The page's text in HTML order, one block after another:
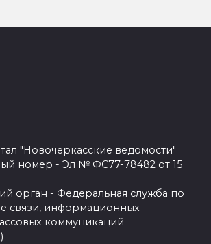
"Новочеркасские ведомости"
номер - Эл № ФС77-78482 от 15
орган - Федеральная служба по
связи, информационных
коммуникаций